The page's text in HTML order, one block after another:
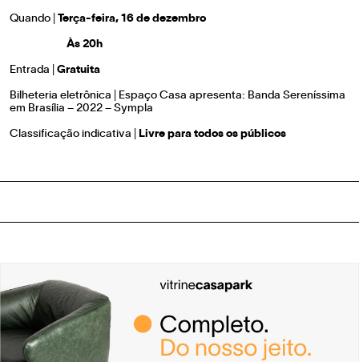
Quando | Terça-feira, 16 de dezembro
Às 20h
Entrada | Gratuita
Bilheteria eletrônica |
Espaço Casa apresenta: Banda Sereníssima
em Brasília – 2022 – Sympla
Classificação indicativa | Livre para todos os públicos